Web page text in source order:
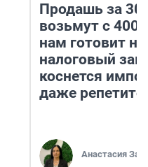
Продашь за
возьмут с
нам готовит
налоговый
коснется
даже
Анастасия